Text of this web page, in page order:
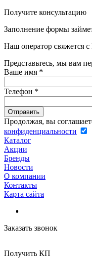
Получите консультацию
Заполнение формы
Наш оператор свяжется
Представьтесь, мы вам
Ваше имя *
Телефон *
Продолжая, вы
конфиденциальности
Каталог
Акции
Бренды
Новости
О компании
Контакты
Карта сайта
Заказать звонок
Получить КП